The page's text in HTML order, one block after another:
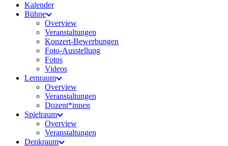
Kalender
Bühne
Overview
Veranstaltungen
Konzert-Bewerbungen
Foto-Ausstellung
Fotos
Videos
Lernraum
Overview
Veranstaltungen
Dozent*innen
Spielraum
Overview
Veranstaltungen
Denkraum